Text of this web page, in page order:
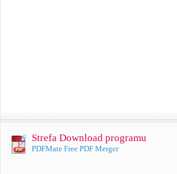
Strefa Download programu
PDFMate Free PDF Merger